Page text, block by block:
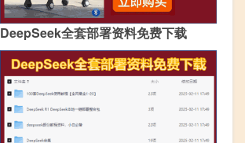
DeepSeek全套部署资料免费下载